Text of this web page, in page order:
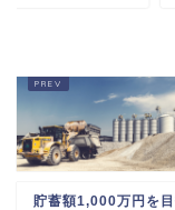
貯蓄額1,000万円を